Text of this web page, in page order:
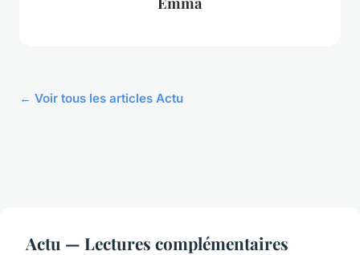
← Voir tous les articles Actu
Actu — Lectures complémentaires